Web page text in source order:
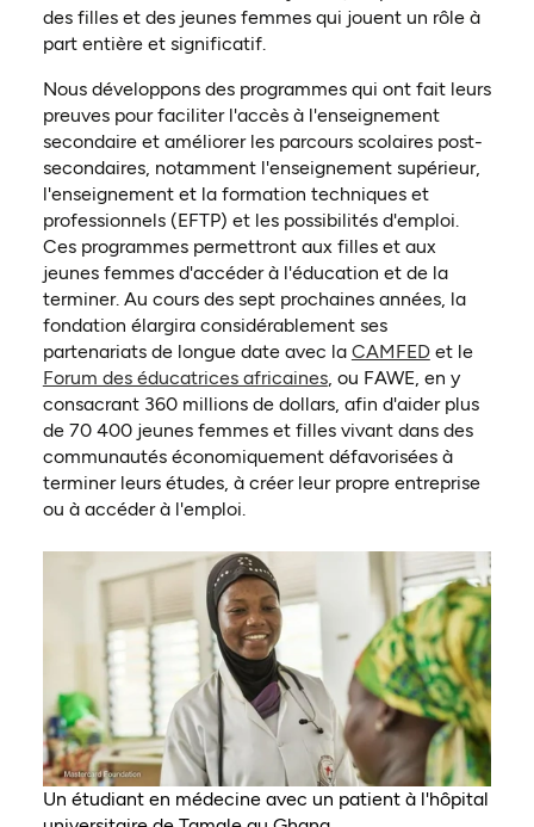
des filles et des jeunes femmes qui jouent un rôle à
part entière et significatif.
Nous développons des programmes qui ont fait leurs
preuves pour faciliter l'accès à l'enseignement
secondaire et améliorer les parcours scolaires post-
secondaires, notamment l'enseignement supérieur,
l'enseignement et la formation techniques et
professionnels (EFTP) et les possibilités d'emploi.
Ces programmes permettront aux filles et aux
jeunes femmes d'accéder à l'éducation et de la
terminer. Au cours des sept prochaines années, la
fondation élargira considérablement ses
partenariats de longue date avec la CAMFED(ouvre
et le
Forum des éducatrices africaines(ouvre dans un nouvel
, ou FAWE, en y
consacrant 360 millions de dollars, afin d'aider plus
de 70 400 jeunes femmes et filles vivant dans des
communautés économiquement défavorisées à
terminer leurs études, à créer leur propre entreprise
ou à accéder à l'emploi.
Un étudiant en médecine avec un patient à l'hôpital